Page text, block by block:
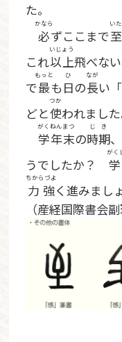
た。
必
かなら
ずここまで至
いた
これ以上
いじょう
飛べな
で最
もっと
も日
ひ
の長
なが
い「
どと使
つか
われました
学年末
がくねんまつ
の時期
じき
、
うでしたか？
がく
力強
ちからづよ
く進みまし
（産経国際書会